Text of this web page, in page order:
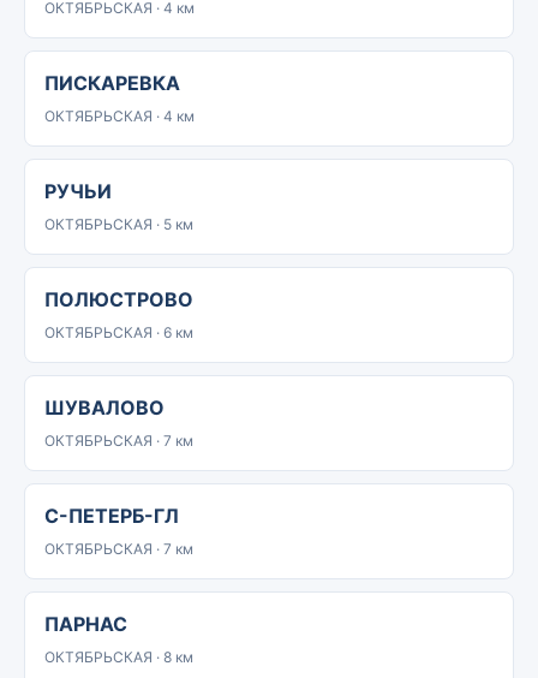
ОКТЯБРЬСКАЯ · 4 км
ПИСКАРЕВКА
ОКТЯБРЬСКАЯ · 4 км
РУЧЬИ
ОКТЯБРЬСКАЯ · 5 км
ПОЛЮСТРОВО
ОКТЯБРЬСКАЯ · 6 км
ШУВАЛОВО
ОКТЯБРЬСКАЯ · 7 км
С-ПЕТЕРБ-ГЛ
ОКТЯБРЬСКАЯ · 7 км
ПАРНАС
ОКТЯБРЬСКАЯ · 8 км